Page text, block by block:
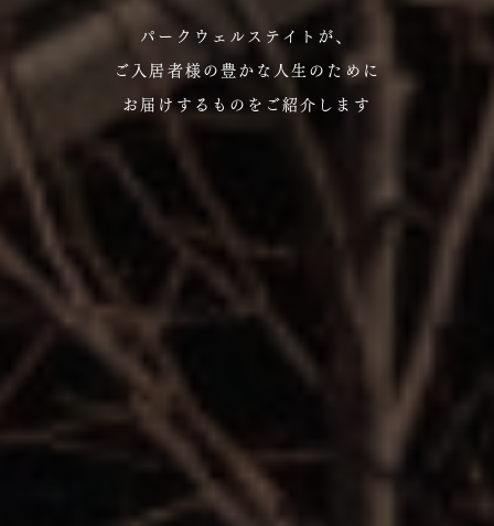
パークウェルステイトが、
ご入居者様の豊かな人生のために
お届けするものをご紹介します